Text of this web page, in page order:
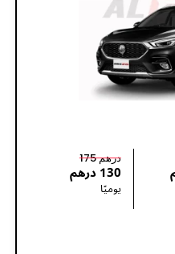
درهم 175
130 درهم
يوميًا